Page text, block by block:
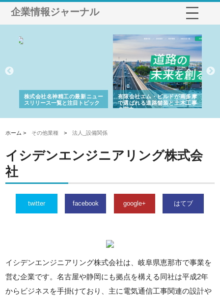
企業情報ジャーナル
株式会社名神精工の最新ニュー
スリリース一覧と注目トピック
有限会社エム・ビルドが南多摩
で選ばれる道路舗装と土木工事
の実力
ホーム > その他業種 >法人_設備関係
イシデンエンジニアリング株式会
社
twitter facebook google+ はてブ
イシデンエンジニアリング株式会社は、岐阜県恵那市で事業を
営む企業です。名古屋や静岡にも拠点を構える同社は平成2年
からビジネスを手掛けており、主に電気通信工事関連の設計や